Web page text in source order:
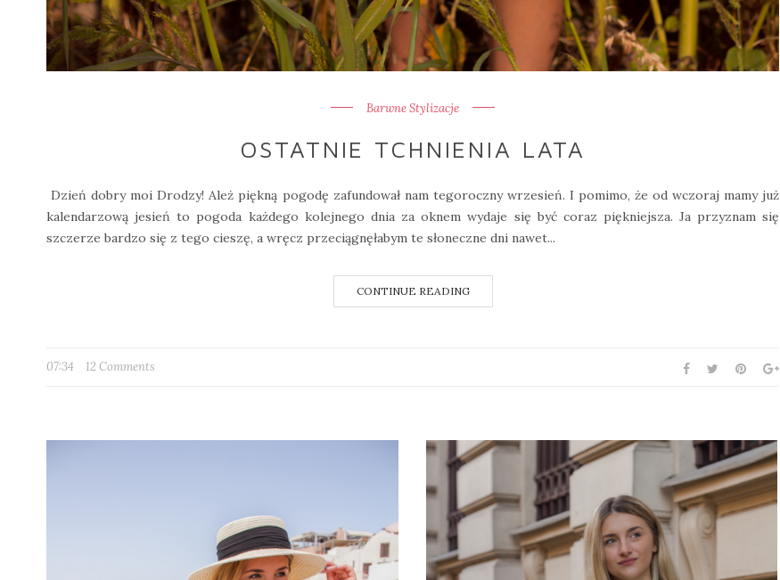
Barwne Stylizacje
OSTATNIE TCHNIENIA LATA
Dzień dobry moi Drodzy! Ależ piękną pogodę zafundował nam tegoroczny wrzesień. I pomimo, że od wczoraj mamy już
kalendarzową jesień to pogoda każdego kolejnego dnia za oknem wydaje się być coraz piękniejsza. Ja przyznam się
szczerze bardzo się z tego cieszę, a wręcz przeciągnęłabym te słoneczne dni nawet...
CONTINUE READING
07:34 12 Comments